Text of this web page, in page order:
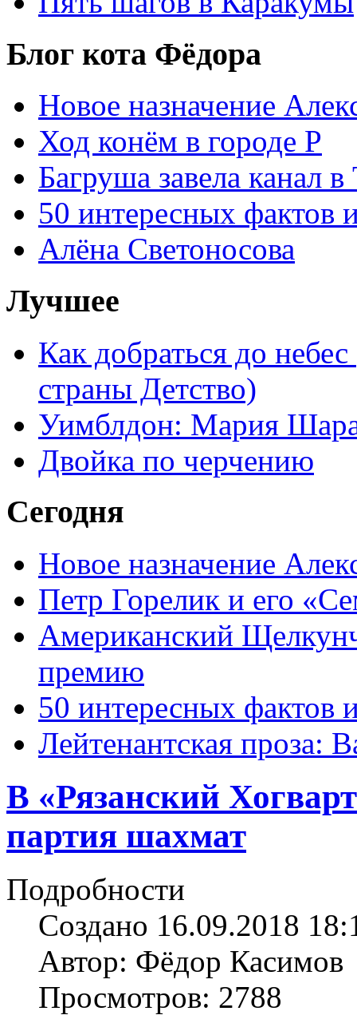
Блог кота Фёдора
Новое назначение
Ход конём в городе Р
Багруша завела канал в
50 интересных фактов
Алёна Светоносова
Лучшее
Как добраться до
страны Детство)
Уимблдон: Мария
Двойка по черчению
Сегодня
Новое назначение
Петр Горелик и его
Американский
премию
50 интересных фактов
Лейтенантская проза:
В «Рязанский
партия шахмат
Подробности
Создано 16.09.2018
Автор: Фёдор Касимов
Просмотров: 2788